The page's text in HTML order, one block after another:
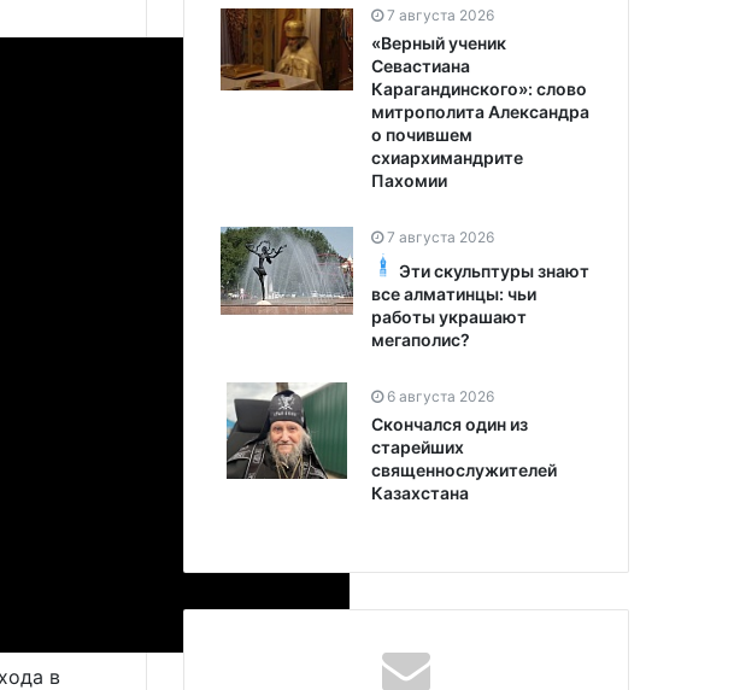
в
7 августа 2026
«Верный ученик
Севастиана
Карагандинского»: слово
митрополита Александра
о почившем
схиархимандрите
Пахомии
7 августа 2026
Эти скульптуры знают
все алматинцы: чьи
работы украшают
мегаполис?
6 августа 2026
Скончался один из
старейших
священнослужителей
Казахстана